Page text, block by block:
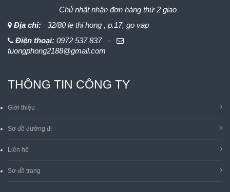
Chủ nhật nhận đơn hàng thứ 2 giao
Địa chỉ:
32/80 le thi hong , p.17, go vap
Điện thoại: 0972 537 837 -
tuongphong2188@gmail.com
THÔNG TIN CÔNG TY
Giới thiệu
Sơ đồ đường đi
Liên hệ
Sơ đồ trang